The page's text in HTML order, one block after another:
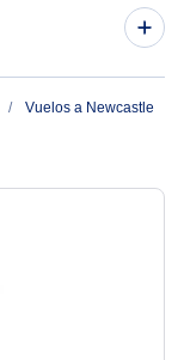
Vuelos a Newcastle